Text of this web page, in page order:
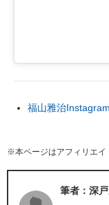
福山雅治Instagram
※本ページはアフィリエイ
筆者：深